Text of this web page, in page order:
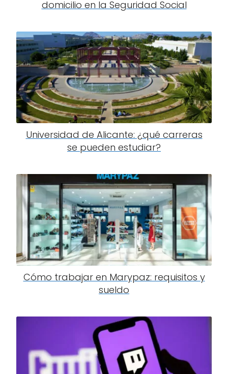
domicilio en la Seguridad Social
Universidad de Alicante: ¿qué carreras
se pueden estudiar?
Cómo trabajar en Marypaz: requisitos y
sueldo